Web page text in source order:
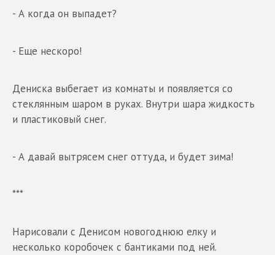
- А когда он выпадет?
- Еще нескоро!
Дениска выбегает из комнаты и появляется со
стеклянным шаром в руках. Внутри шара жидкость
и пластиковый снег.
- А давай вытрясем снег оттуда, и будет зима!
***
Нарисовали с Денисом новогоднюю елку и
несколько коробочек с бантиками под ней.